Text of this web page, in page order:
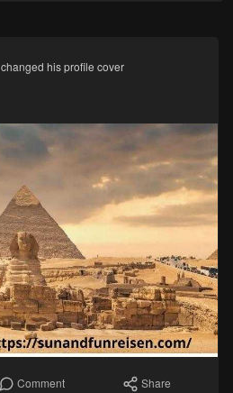
changed his profile cover
Comment Share